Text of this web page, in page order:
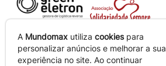
Dealer Oficial
A Mundomax utiliza cookiespara
personalizar anúncios e melhorar a sua
experiência no site. Ao continuar